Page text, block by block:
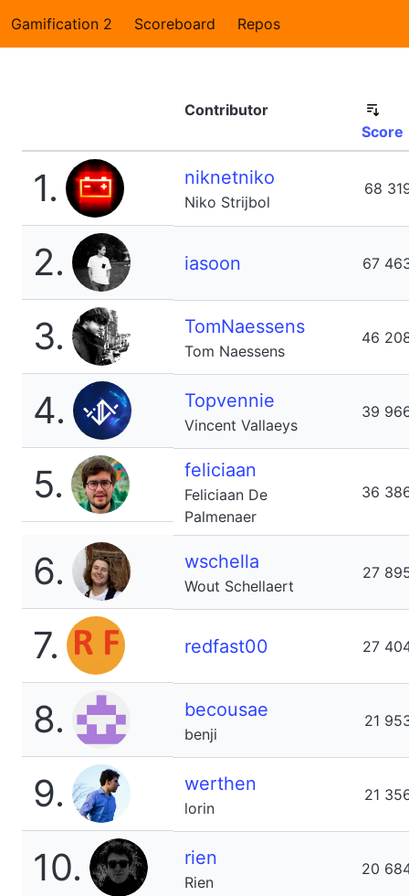
Gamification 2 Scoreboard Repos
Contributor
Score
1. niknetniko
Niko Strijbol
68
2. iasoon 67
3. TomNaessens
Tom Naessens
46
4. Topvennie
Vincent Vallaeys
39
5. feliciaan
Feliciaan De
Palmenaer
36
6. wschella
Wout Schellaert
27
7. redfast00 27
8. becousae
benji
21
9. werthen
lorin
21
10. rien
Rien
20